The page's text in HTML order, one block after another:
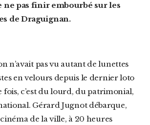
ne pas finir embourbé sur les
de Draguignan.
n’avait pas vu autant de lunettes
en velours depuis le dernier loto
fois, c’est du lourd, du patrimonial,
Gérard Jugnot débarque,
de la ville, à 20 heures